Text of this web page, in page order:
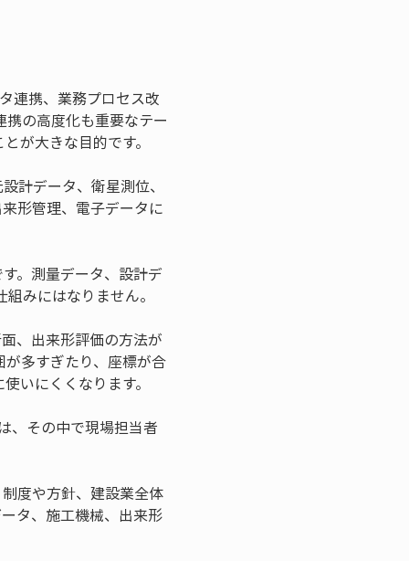
連携、業務プロセス改
の高度化も重要なテー
が大きな目的です。
計データ、衛星測位、
形管理、電子データに
。測量データ、設計デ
みにはなりません。
、出来形評価の方法が
多すぎたり、座標が合
いにくくなります。
、その中で現場担当者
度や方針、建設業全体
タ、施工機械、出来形